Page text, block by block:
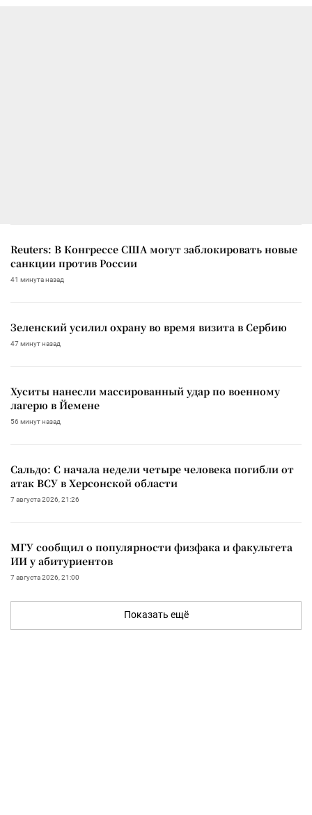
Reuters: В Конгрессе США могут заблокировать новые
санкции против России
41 минута назад
Зеленский усилил охрану во время визита в Сербию
47 минут назад
Хуситы нанесли массированный удар по военному
лагерю в Йемене
56 минут назад
Сальдо: С начала недели четыре человека погибли от
атак ВСУ в Херсонской области
7 августа 2026, 21:26
МГУ сообщил о популярности физфака и факультета
ИИ у абитуриентов
7 августа 2026, 21:00
Показать ещё